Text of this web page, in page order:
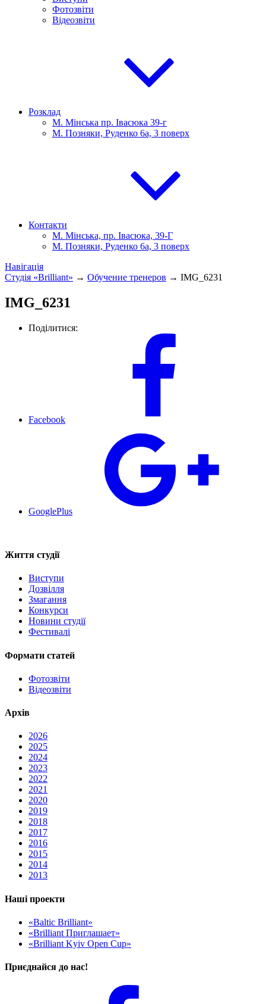
Фотозвіти
Відеозвіти
Розклад
М. Мінська пр. Івасюка 39-г
М. Позняки, Руденко 6а, 3 поверх
Контакти
М. Мінська, пр. Івасюка, 39-Г
М. Позняки, Руденко 6а, 3 поверх
Навігація
Студія «Brilliant» → Обучение тренеров → IMG_6231
IMG_6231
Поділитися:
Facebook
GooglePlus
Життя студії
Виступи
Дозвілля
Змагання
Конкурси
Новини студії
Фестивалі
Формати статей
Фотозвіти
Відеозвіти
Архів
2026
2025
2024
2023
2022
2021
2020
2019
2018
2017
2016
2015
2014
2013
Наші проекти
«Baltic Brilliant»
«Brilliant Приглашает»
«Brilliant Kyiv Open Cup»
Приєднайся до нас!